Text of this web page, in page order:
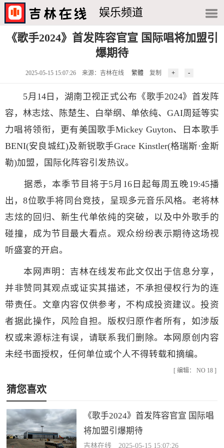
娱乐频道
《歌手2024》首发阵容官宣 国际唱将加盟引
爆期待
2025-05-15 15:07:26 来源：吉林在线 繁體 复制
5月14日，湖南卫视正式公布《歌手2024》首发阵
容，林志炫、陈楚生、白举纲、单依纯、GAI周延等实
力唱将领衔，更有美国歌手Mickey Guyton、日本歌手
BENI(安良城红)及新锐歌手Grace Kinstler(格瑞斯·金斯
勒)加盟，国际化阵容引发热议。
据悉，本季节目将于5月16日起每周五晚19:45播
出，8位歌手将同台竞技，呈现多元音乐风格。老将林
志炫的回归、新生代单依纯的突破，以及中外歌手的
碰撞，成为节目最大看点。观众纷纷表示期待这场视
听盛宴的开启。
本网声明：吉林在线发布此文仅出于信息分享，
并非赞同其观点或证实其描述，不承担侵权行为的连
带责任。文章内容仅供参考，不构成投资建议。投资
者据此操作，风险自担。版权归原作者所有，如涉版
权或来源标注有误，请联系我们删除。本网原创内容
未经书面授权，任何单位或个人不得转载和摘编。
[ 编辑： NO 18 ]
猜您喜欢
《歌手2024》首发阵容官宣 国际唱
将加盟引爆期待
吉林在线 2025-05-15 15:07:26